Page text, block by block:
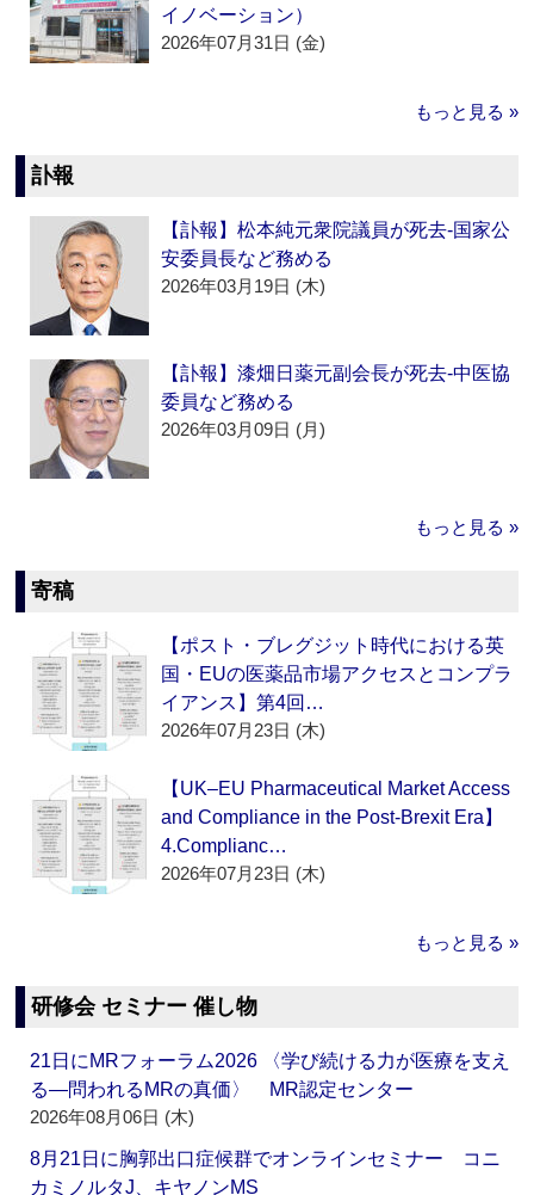
イノベーション）
2026年07月31日 (金)
もっと見る »
訃報
【訃報】松本純元衆院議員が死去‐国家公
安委員長など務める
2026年03月19日 (木)
【訃報】漆畑日薬元副会長が死去‐中医協
委員など務める
2026年03月09日 (月)
もっと見る »
寄稿
【ポスト・ブレグジット時代における英
国・EUの医薬品市場アクセスとコンプラ
イアンス】第4回…
2026年07月23日 (木)
【UK–EU Pharmaceutical Market Access
and Compliance in the Post-Brexit Era】
4.Complianc…
2026年07月23日 (木)
もっと見る »
研修会 セミナー 催し物
21日にMRフォーラム2026 〈学び続ける力が医療を支え
る―問われるMRの真価〉 MR認定センター
2026年08月06日 (木)
8月21日に胸郭出口症候群でオンラインセミナー コニ
カミノルタJ、キヤノンMS